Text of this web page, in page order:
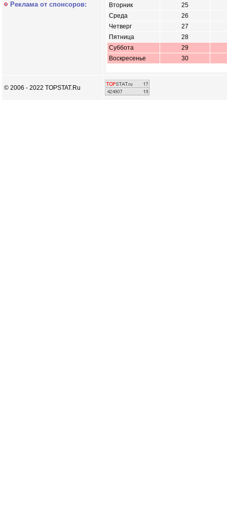
Реклама от спонсоров:
Вторник
25
Среда
26
Четверг
27
Пятница
28
Суббота
29
Воскресенье
30
© 2006 - 2022 TOPSTAT.Ru